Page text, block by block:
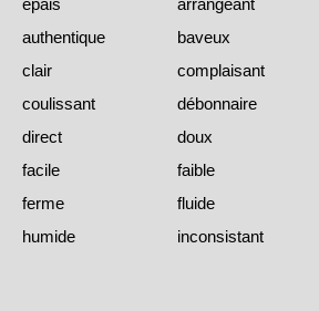
épais
arrangeant
authentique
baveux
clair
complaisant
coulissant
débonnaire
direct
doux
facile
faible
ferme
fluide
humide
inconsistant